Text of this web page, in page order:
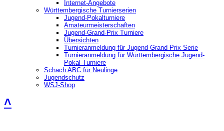
Internet-Angebote
Württembergische Turnierserien
Jugend-Pokalturniere
Amateurmeisterschaften
Jugend-Grand-Prix Turniere
Übersichten
Turnieranmeldung für Jugend Grand Prix Serie
Turnieranmeldung für Württembergische Jugend-
Pokal-Turniere
Schach ABC für Neulinge
Jugendschutz
WSJ-Shop
˄